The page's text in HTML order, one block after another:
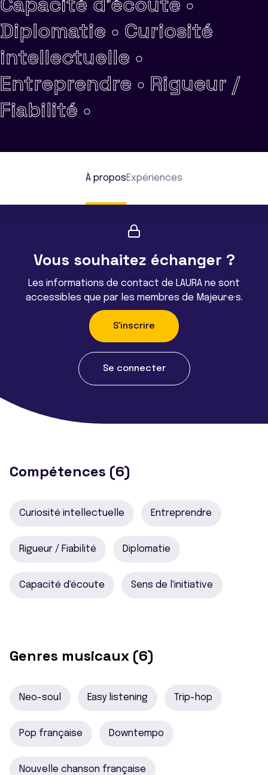
Diplomatie • Curiosité
intellectuelle •
Entreprendre • Rigueur /
Fiabilité •
À proposExpériences
Vous souhaitez échanger ?
Les informations de contact de LAURA ne sont
accessibles que par les membres de Majeur·e·s.
S'inscrire
Se connecter
Compétences (6)
Curiosité intellectuelle Entreprendre
Rigueur / Fiabilité Diplomatie
Capacité d'écoute Sens de l'initiative
Genres musicaux (6)
Neo-soul Easy listening Trip-hop
Pop française Downtempo
Nouvelle chanson française